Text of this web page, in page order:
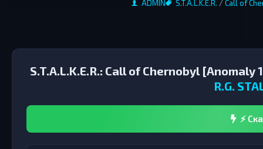
ADMIN S.T.A.L.K.E.R. / Call of
S.T.A.L.K.E.R.: Call of Chernobyl [Anomaly
R.G.
⚡